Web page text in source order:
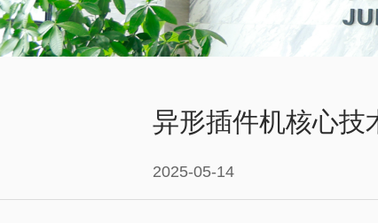
异形插件机核心技
2025-05-14